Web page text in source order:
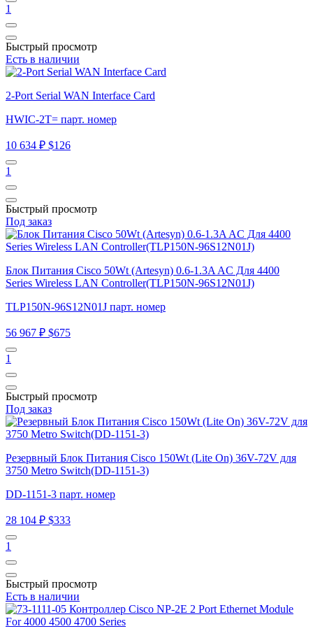
1
Быстрый просмотр
Есть в наличии
2-Port Serial WAN Interface Card
HWIC-2T= парт. номер
10 634 ₽ $126
1
Быстрый просмотр
Под заказ
Блок Питания Cisco 50Wt (Artesyn) 0.6-1.3A AC Для 4400
Series Wireless LAN Controller(TLP150N-96S12N01J)
TLP150N-96S12N01J парт. номер
56 967 ₽ $675
1
Быстрый просмотр
Под заказ
Резервный Блок Питания Cisco 150Wt (Lite On) 36V-72V для
3750 Metro Switch(DD-1151-3)
DD-1151-3 парт. номер
28 104 ₽ $333
1
Быстрый просмотр
Есть в наличии